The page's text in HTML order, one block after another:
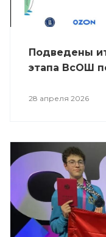
Подведены
этапа ВсОШ
28 апреля 2026